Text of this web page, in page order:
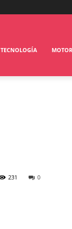
TECNOLOGÍA MOTOR
0
231